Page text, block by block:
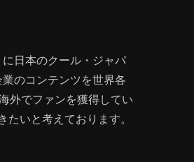
日本のクール・ジャパ
のコンテンツを世界各
外でファンを獲得してい
いと考えております。